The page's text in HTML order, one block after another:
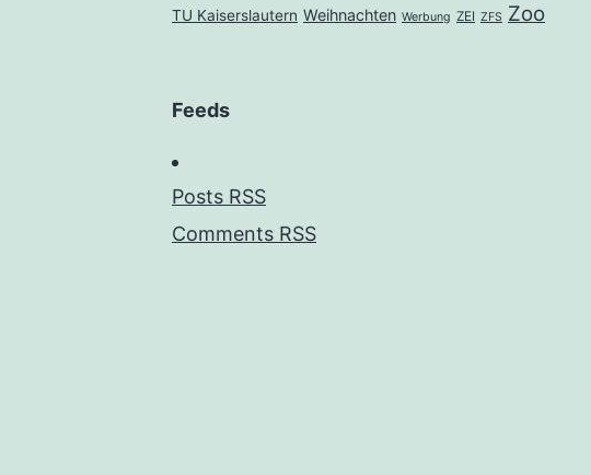
TU Kaiserslautern Weihnachten Werbung ZEI ZFS Zoo
Feeds
Posts RSS
Comments RSS